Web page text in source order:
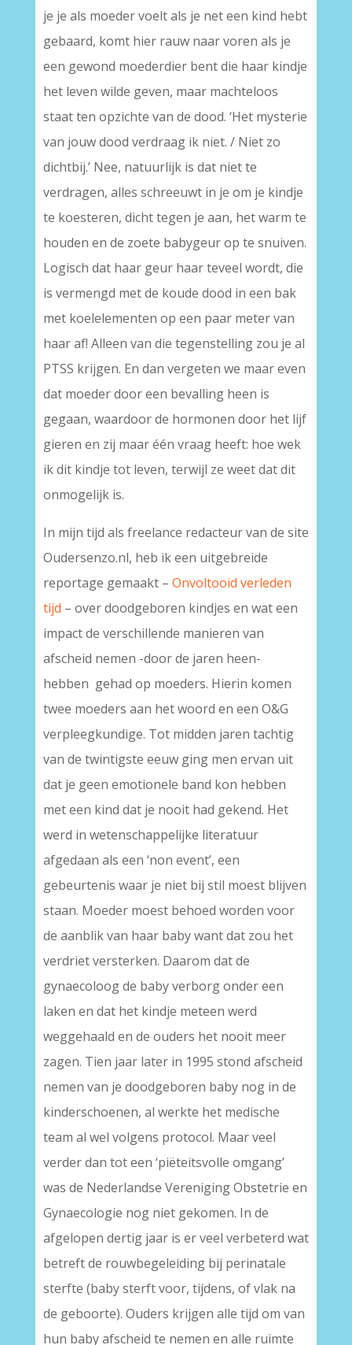
je je als moeder voelt als je net een kind hebt
gebaard, komt hier rauw naar voren als je
een gewond moederdier bent die haar kindje
het leven wilde geven, maar machteloos
staat ten opzichte van de dood. ‘Het mysterie
van jouw dood verdraag ik niet. / Niet zo
dichtbij.’ Nee, natuurlijk is dat niet te
verdragen, alles schreeuwt in je om je kindje
te koesteren, dicht tegen je aan, het warm te
houden en de zoete babygeur op te snuiven.
Logisch dat haar geur haar teveel wordt, die
is vermengd met de koude dood in een bak
met koelelementen op een paar meter van
haar af! Alleen van die tegenstelling zou je al
PTSS krijgen. En dan vergeten we maar even
dat moeder door een bevalling heen is
gegaan, waardoor de hormonen door het lijf
gieren en zij maar één vraag heeft: hoe wek
ik dit kindje tot leven, terwijl ze weet dat dit
onmogelijk is.
In mijn tijd als freelance redacteur van de site
Oudersenzo.nl, heb ik een uitgebreide
reportage gemaakt – Onvoltooid verleden
tijd – over doodgeboren kindjes en wat een
impact de verschillende manieren van
afscheid nemen -door de jaren heen-
hebben gehad op moeders. Hierin komen
twee moeders aan het woord en een O&G
verpleegkundige. Tot midden jaren tachtig
van de twintigste eeuw ging men ervan uit
dat je geen emotionele band kon hebben
met een kind dat je nooit had gekend. Het
werd in wetenschappelijke literatuur
afgedaan als een ‘non event’, een
gebeurtenis waar je niet bij stil moest blijven
staan. Moeder moest behoed worden voor
de aanblik van haar baby want dat zou het
verdriet versterken. Daarom dat de
gynaecoloog de baby verborg onder een
laken en dat het kindje meteen werd
weggehaald en de ouders het nooit meer
zagen. Tien jaar later in 1995 stond afscheid
nemen van je doodgeboren baby nog in de
kinderschoenen, al werkte het medische
team al wel volgens protocol. Maar veel
verder dan tot een ‘piëteitsvolle omgang’
was de Nederlandse Vereniging Obstetrie en
Gynaecologie nog niet gekomen. In de
afgelopen dertig jaar is er veel verbeterd wat
betreft de rouwbegeleiding bij perinatale
sterfte (baby sterft voor, tijdens, of vlak na
de geboorte). Ouders krijgen alle tijd om van
hun baby afscheid te nemen en alle ruimte